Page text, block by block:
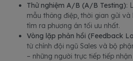
Thử nghiệm A/B (A/B Testing):
mẫu thông điệp, thời gian gửi
tìm ra phương án tối ưu nhất.
Vòng lặp phản hồi (Feedback
từ chính đội ngũ Sales và bộ
– những người trực tiếp tiếp